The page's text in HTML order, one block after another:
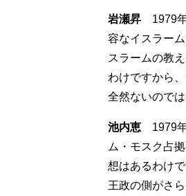
岩瀬昇 1979年
容なイスラー
スラームの教
わけですから
全然ないので
池内恵 1979年
ム・モスク占
想はあるわけ
王政の側がさ